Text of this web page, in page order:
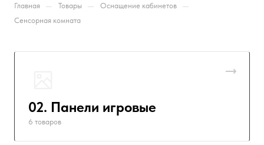
Главная — Товары — Оснащение кабинетов —
Сенсорная комната
02. Панели игровые
6 товаров